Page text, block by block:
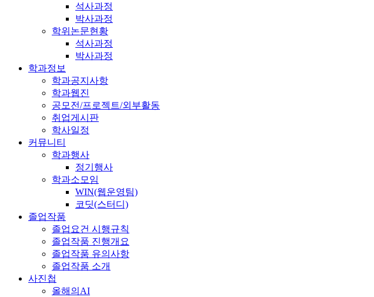
석사과정
박사과정
학위논문현황
석사과정
박사과정
학과정보
학과공지사항
학과웹진
공모전/프로젝트/외부활동
취업게시판
학사일정
커뮤니티
학과행사
정기행사
학과소모임
WIN(웹운영팀)
코딧(스터디)
졸업작품
졸업요건 시행규칙
졸업작품 진행개요
졸업작품 유의사항
졸업작품 소개
사진첩
올해의AI